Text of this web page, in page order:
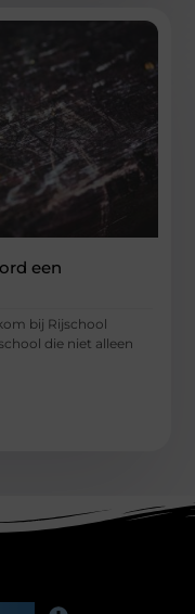
een
bij Rijschool
die niet alleen